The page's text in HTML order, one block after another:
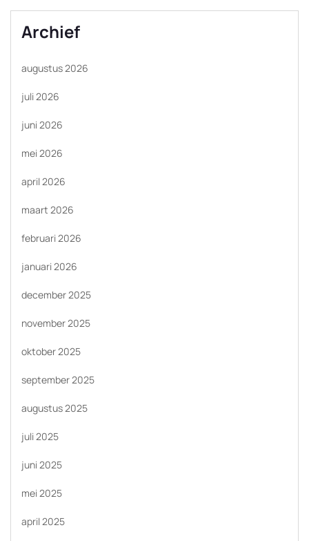
Archief
augustus 2026
juli 2026
juni 2026
mei 2026
april 2026
maart 2026
februari 2026
januari 2026
december 2025
november 2025
oktober 2025
september 2025
augustus 2025
juli 2025
juni 2025
mei 2025
april 2025